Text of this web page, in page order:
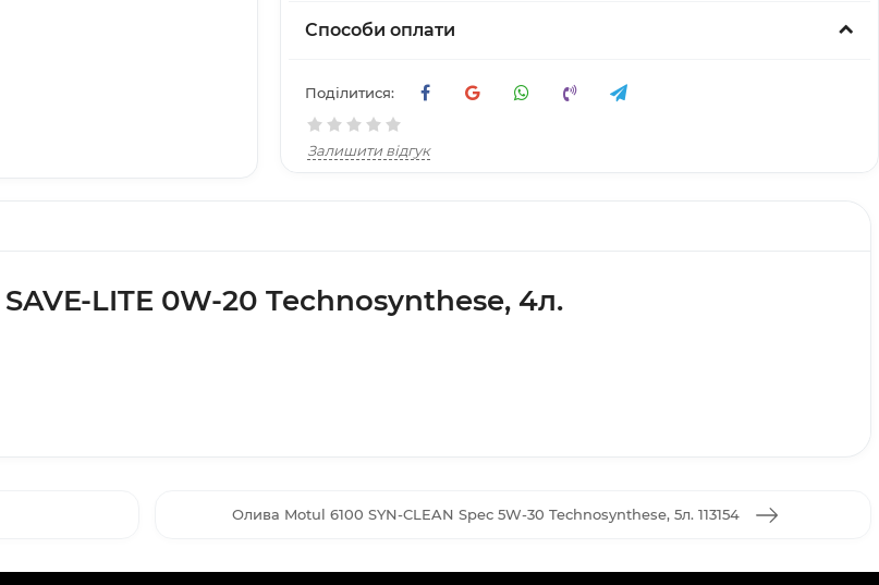
Способи оплати
Поділитися:
Залишити відгук
LITE 0W-20 Technosynthese, 4л.
Олива Motul 6100 SYN-CLEAN Spec 5W-30 Technosynthese, 5л. 113154